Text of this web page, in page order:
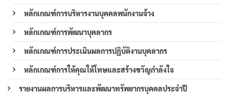
หลักเกณฑ์การบริหารงานบุคคลพนักงานจ้าง
หลักเกณฑ์การพัฒนาบุคลากร
หลักเกณฑ์การประเมินผลการปฏิบัติงานบุคลากร
หลักเกณฑ์การให้คุณให้โทษและสร้างขวัญกำลังใจ
รายงานผลการบริหารและพัฒนาทรัพยากรบุคคลประจำปี